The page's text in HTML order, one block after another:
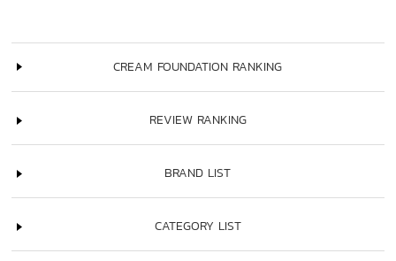
CREAM FOUNDATION RANKING
REVIEW RANKING
BRAND LIST
CATEGORY LIST